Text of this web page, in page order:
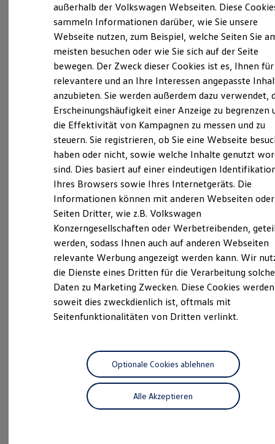
Economy Service
Räder & Reifen Service
Ersatzfahrzeuge
Notdienst und Pannenhilfe
Software, Konnektivität & Apps
California App
VW Connect für Ihren ID. Buzz
VW Connect für Ihren Transporter/Caravelle
VW Connect für Ihren Amarok
VW Connect für andere Modelle
Connect Pro
Fleet Interface Data
Multistop Pathfinder
Übersicht Software Updates
Hilfreiches für Besitzer
Fahrerassistenz- und Sicherheitssysteme
Kontrollleuchten
Kurzfahrprofile und Ölverdünnung
Batterieverordnung
XTL-Dieselkraftstoff
Ersatzteile und Betriebsflüssigkeiten
Original Zubehör und Lifestyle Produkte
myVolkswagen Business
Elektrisch & Autonom
Elektro - & Hybridfahrzeuge
Klimafreundlicher Strom
Ladezeitensimulator
Ladelösungen für Privatkunden
Ladelösungen für Gewerbekunden
Wallbox und Ladekabel
Bidirektionales Laden
Förderung & Kosten der Elektrofahrzeuge
Jahre Erfahrung in der Automobilbranche
Willkommen bei der Koch Auto.Gruppe! Seit mehr als
90 Jahren sind wir stolz darauf, unseren Kunden
erstklassige Dienstleistungen und Fahrzeuge
anzubieten. Als Volkswagen-Händler legen wir
großen Wert darauf, Ihre Bedürfnisse zu verstehen
und Ihnen dabei zu helfen, das perfekte Fahrzeug für
Ihren Lebensstil zu finden. Unser engagiertes Team
von Fachleuten steht Ihnen zur Seite, um Ihnen bei
jedem Schritt des Autokaufprozesses zu helfen - von
der Auswahl des richtigen Modells über die
Finanzierung bis hin zur Wartung und Reparatur.
Besuchen Sie uns noch heute in unserem Autohaus
und entdecken Sie die Vielfalt an Volkswagen-
Fahrzeugen.
Das sind unsere Leistungen
NeuwagenNutzfahrzeuge
außerhalb der Volkswagen Webseiten. Diese
sammeln Informationen darüber, wie Sie unsere
Webseite nutzen, zum Beispiel, welche Seiten Sie
meisten besuchen oder wie Sie sich auf der Seite
bewegen. Der Zweck dieser Cookies ist es, Ihnen für
relevantere und an Ihre Interessen angepasste
anzubieten. Sie werden außerdem dazu verwendet,
Erscheinungshäufigkeit einer Anzeige zu begrenzen
die Effektivität von Kampagnen zu messen und zu
steuern. Sie registrieren, ob Sie eine Webseite
haben oder nicht, sowie welche Inhalte genutzt
sind. Dies basiert auf einer eindeutigen
Ihres Browsers sowie Ihres Internetgeräts. Die
Informationen können mit anderen Webseiten oder
Seiten Dritter, wie z.B. Volkswagen
Konzerngesellschaften oder Werbetreibenden,
werden, sodass Ihnen auch auf anderen Webseiten
relevante Werbung angezeigt werden kann. Wir
die Dienste eines Dritten für die Verarbeitung
Daten zu Marketing Zwecken. Diese Cookies
soweit dies zweckdienlich ist, oftmals mit
Seitenfunktionalitäten von Dritten verlinkt.
Alle Akzeptieren
Optionale Cookies ablehnen